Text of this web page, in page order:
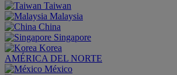
Taiwan
Malaysia
China
Singapore
Korea
AMÉRICA DEL NORTE
México